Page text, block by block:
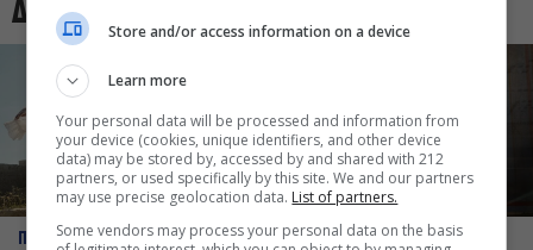
Δες και αυτό
ΠΡΟΣΩΠΑ ΠΡΟΣΩΠΑ
Store and/or access information on a device
Learn more
Your personal data will be processed and information from
your device (cookies, unique identifiers, and other device
data) may be stored by, accessed by and shared with 212
partners, or used specifically by this site. We and our partners
may use precise geolocation data. List of partners.
Some vendors may process your personal data on the basis